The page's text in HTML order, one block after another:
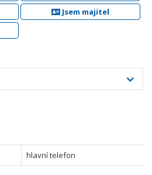
Jsem majitel
hlavní telefon